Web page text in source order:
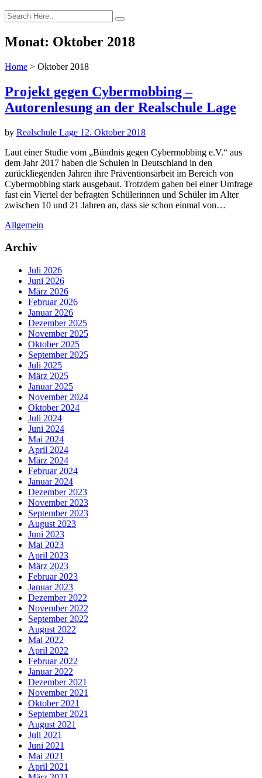
Monat: Oktober 2018
Home > Oktober 2018
Projekt gegen Cybermobbing –
Autorenlesung an der Realschule Lage
by Realschule Lage 12. Oktober 2018
Laut einer Studie vom „Bündnis gegen Cybermobbing e.V.“ aus
dem Jahr 2017 haben die Schulen in Deutschland in den
zurückliegenden Jahren ihre Präventionsarbeit im Bereich von
Cybermobbing stark ausgebaut. Trotzdem gaben bei einer Umfrage
fast ein Viertel der befragten Schülerinnen und Schüler im Alter
zwischen 10 und 21 Jahren an, dass sie schon einmal von…
Allgemein
Archiv
Juli 2026
Juni 2026
März 2026
Februar 2026
Januar 2026
Dezember 2025
November 2025
Oktober 2025
September 2025
Juli 2025
März 2025
Januar 2025
November 2024
Oktober 2024
Juli 2024
Juni 2024
Mai 2024
April 2024
März 2024
Februar 2024
Januar 2024
Dezember 2023
November 2023
September 2023
August 2023
Juni 2023
Mai 2023
April 2023
März 2023
Februar 2023
Januar 2023
Dezember 2022
November 2022
September 2022
August 2022
Mai 2022
April 2022
Februar 2022
Januar 2022
Dezember 2021
November 2021
Oktober 2021
September 2021
August 2021
Juli 2021
Juni 2021
Mai 2021
April 2021